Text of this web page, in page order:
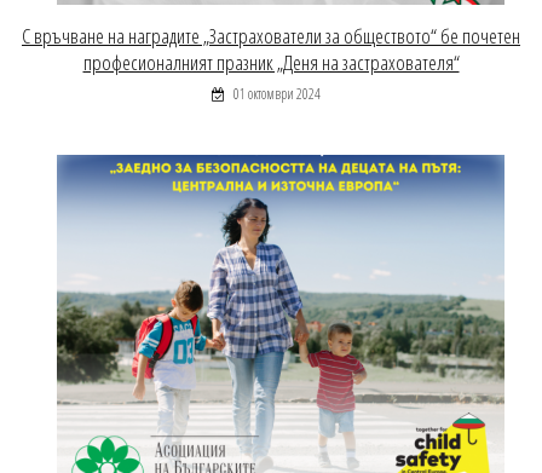
С връчване на наградите „Застрахователи за обществото“ бе почетен
професионалният празник „Деня на застрахователя“
01 октомври 2024